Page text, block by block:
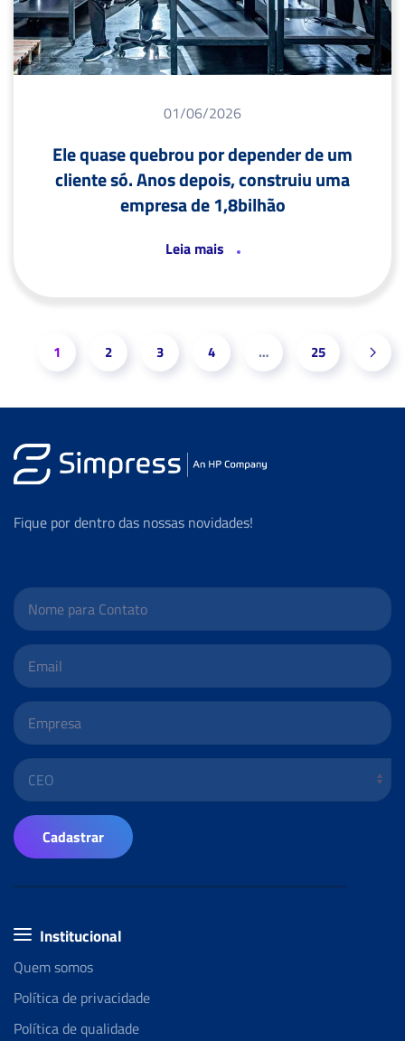
01/06/2026
Ele quase quebrou por depender de um
cliente só. Anos depois, construiu uma
empresa de 1,8bilhão
Leia mais
1 2 3 4 … 25
Fique por dentro das nossas novidades!
Cadastrar
Institucional
Quem somos
Política de privacidade
Política de qualidade